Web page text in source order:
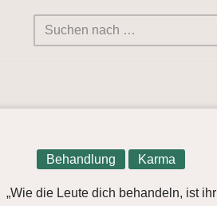
Behandlung Karma
„Wie die Leute dich behandeln, ist ihr